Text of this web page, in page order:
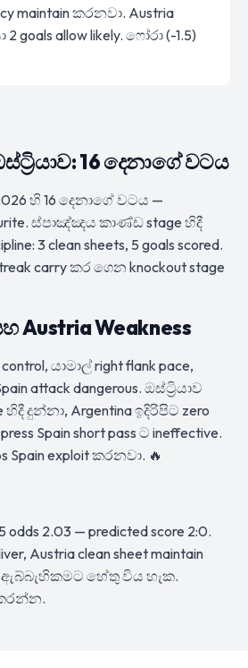
maintain කරනවා. Austria
goals allow likely. ෆෝරා (-1.5)
16 දෙනාගේ වටය
හි 16 දෙනාගේ වටය —
ස්පාඤ්ඤය කාණ්ඩ stage හිදී
3 clean sheets, 5 goals scored.
carry කර ගෙන knockout stage
Austria Weakness
යාමාල් right flank pace,
attack dangerous. ඔස්ට්‍රියාව
දුන්නා, Argentina ඉදිරිපිට zero
Spain short pass ට ineffective.
Spain exploit කරනවා. 🔥
2.03 — predicted score 2:0.
Austria clean sheet maintain
ඇබ්බැහිකමට හේතු විය හැක.